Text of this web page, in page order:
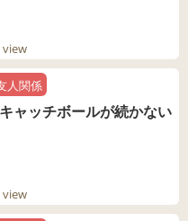
view
人関係
ャッチボールが続かない
view